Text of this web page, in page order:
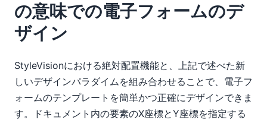
の意味での電子フォームのデ
ザイン
StyleVisionにおける絶対配置機能と、上記で述べた新
しいデザインパラダイムを組み合わせることで、電子フ
ォームのテンプレートを簡単かつ正確にデザインできま
す。ドキュメント内の要素のX座標とY座標を指定する